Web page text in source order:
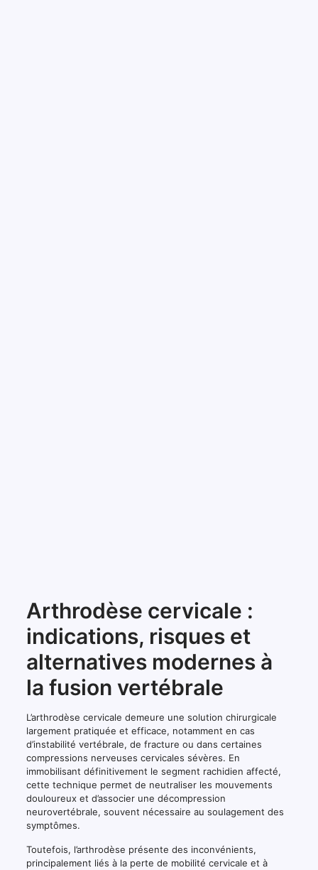
Arthrodèse cervicale :
indications, risques et
alternatives modernes à
la fusion vertébrale
L’arthrodèse cervicale demeure une solution chirurgicale
largement pratiquée et efficace, notamment en cas
d’instabilité vertébrale, de fracture ou dans certaines
compressions nerveuses cervicales sévères. En
immobilisant définitivement le segment rachidien affecté,
cette technique permet de neutraliser les mouvements
douloureux et d’associer une décompression
neurovertébrale, souvent nécessaire au soulagement des
symptômes.
Toutefois, l’arthrodèse présente des inconvénients,
principalement liés à la perte de mobilité cervicale et à